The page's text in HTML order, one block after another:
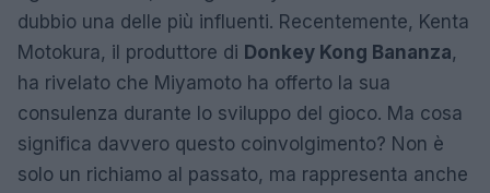
dubbio una delle più influenti. Recentemente, Kenta
Motokura, il produttore di Donkey Kong Bananza,
ha rivelato che Miyamoto ha offerto la sua
consulenza durante lo sviluppo del gioco. Ma cosa
significa davvero questo coinvolgimento? Non è
solo un richiamo al passato, ma rappresenta anche